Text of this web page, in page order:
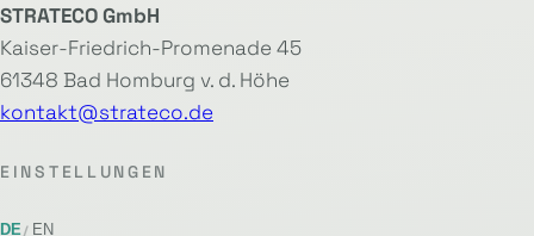
STRATECO GmbH
Kaiser-Friedrich-Promenade 45
61348 Bad Homburg v. d. Höhe
kontakt@strateco.de
EINSTELLUNGEN
DE EN